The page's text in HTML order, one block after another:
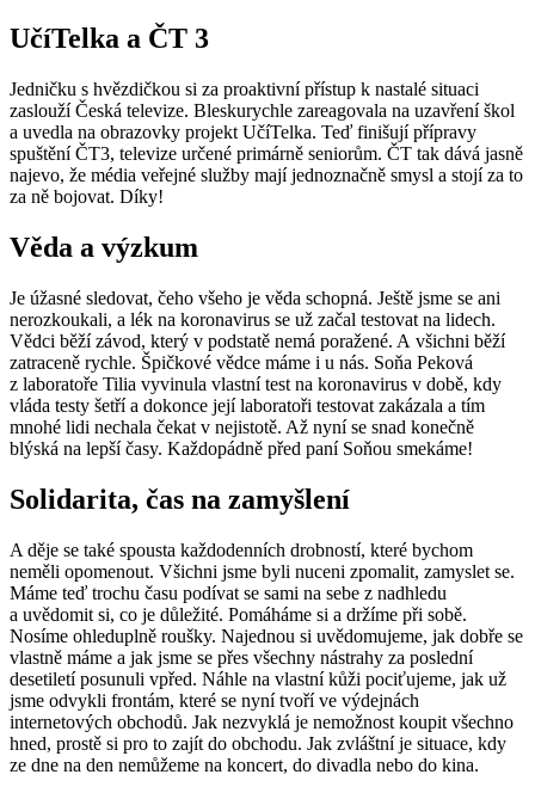
UčíTelka a ČT 3
Jedničku s hvězdičkou si za proaktivní přístup k nastalé situaci
zaslouží Česká televize. Bleskurychle zareagovala na uzavření škol
a uvedla na obrazovky projekt UčíTelka. Teď finišují přípravy
spuštění ČT3, televize určené primárně seniorům. ČT tak dává jasně
najevo, že média veřejné služby mají jednoznačně smysl a stojí za to
za ně bojovat. Díky!
Věda a výzkum
Je úžasné sledovat, čeho všeho je věda schopná. Ještě jsme se ani
nerozkoukali, a lék na koronavirus se už začal testovat na lidech.
Vědci běží závod, který v podstatě nemá poražené. A všichni běží
zatraceně rychle. Špičkové vědce máme i u nás. Soňa Peková
z laboratoře Tilia vyvinula vlastní test na koronavirus v době, kdy
vláda testy šetří a dokonce její laboratoři testovat zakázala a tím
mnohé lidi nechala čekat v nejistotě. Až nyní se snad konečně
blýská na lepší časy. Každopádně před paní Soňou smekáme!
Solidarita, čas na zamyšlení
A děje se také spousta každodenních drobností, které bychom
neměli opomenout. Všichni jsme byli nuceni zpomalit, zamyslet se.
Máme teď trochu času podívat se sami na sebe z nadhledu
a uvědomit si, co je důležité. Pomáháme si a držíme při sobě.
Nosíme ohleduplně roušky. Najednou si uvědomujeme, jak dobře se
vlastně máme a jak jsme se přes všechny nástrahy za poslední
desetiletí posunuli vpřed. Náhle na vlastní kůži pociťujeme, jak už
jsme odvykli frontám, které se nyní tvoří ve výdejnách
internetových obchodů. Jak nezvyklá je nemožnost koupit všechno
hned, prostě si pro to zajít do obchodu. Jak zvláštní je situace, kdy
ze dne na den nemůžeme na koncert, do divadla nebo do kina.